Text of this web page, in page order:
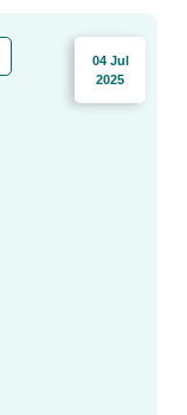
04 Jul
2025